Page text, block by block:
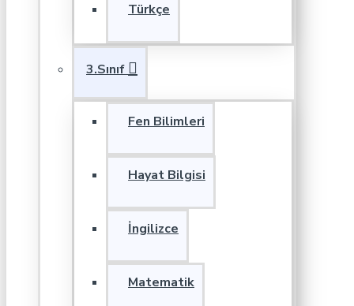
Türkçe
3.Sınıf
Fen Bilimleri
Hayat Bilgisi
İngilizce
Matematik